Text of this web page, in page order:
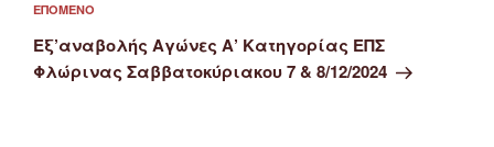
Επόμενο
άρθρο
ΕΠΌΜΕΝΟ
Εξ’αναβολής Αγώνες Α’ Κατηγορίας ΕΠΣ
Φλώρινας Σαββατοκύριακου 7 & 8/12/2024